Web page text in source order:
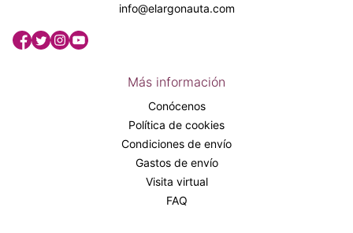
info@elargonauta.com
Más información
Conócenos
Política de cookies
Condiciones de envío
Gastos de envío
Visita virtual
FAQ